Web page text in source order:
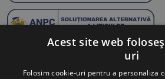
Abonează-te la Newsletter
Acest site web
uri
Folosim cookie-uri pentru a personaliza